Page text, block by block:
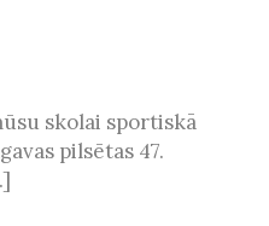
skolai sportiskā
pilsētas 47.